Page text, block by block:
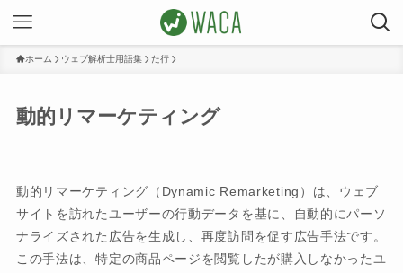
ホーム ウェブ解析士用語集 た行
動的リマーケティング
動的リマーケティング（Dynamic Remarketing）は、ウェブ
サイトを訪れたユーザーの行動データを基に、自動的にパーソ
ナライズされた広告を生成し、再度訪問を促す広告手法です。
この手法は、特定の商品ページを閲覧したが購入しなかったユ